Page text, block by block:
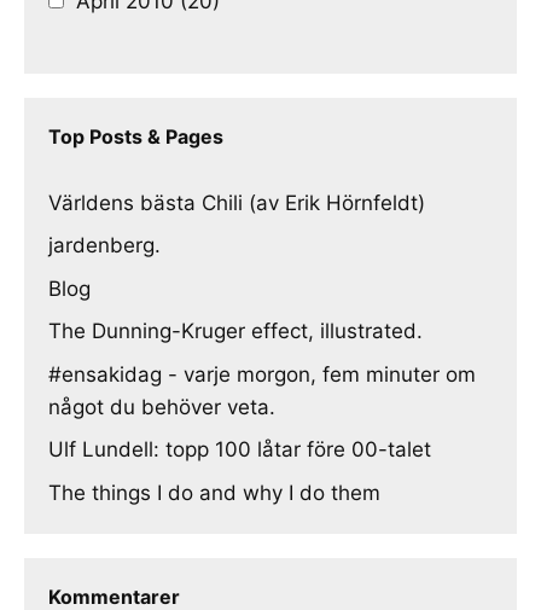
Top Posts & Pages
Världens bästa Chili (av Erik Hörnfeldt)
jardenberg.
Blog
The Dunning-Kruger effect, illustrated.
#ensakidag - varje morgon, fem minuter om
något du behöver veta.
Ulf Lundell: topp 100 låtar före 00-talet
The things I do and why I do them
Kommentarer